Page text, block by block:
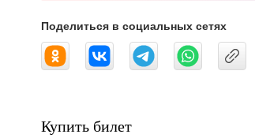
Поделиться в социальных сетях
Купить билет